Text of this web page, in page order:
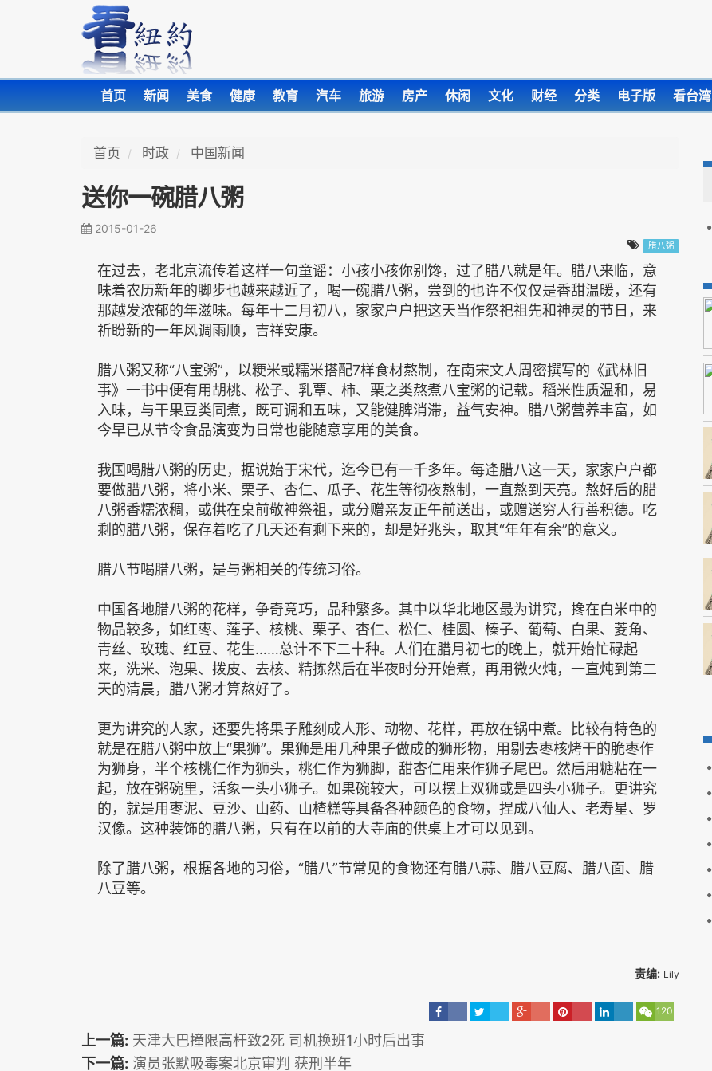
首页 新闻 美食 健康 教育 汽车 旅游 房产 休闲 文化 财经 分类 电子版 看台湾
首页 时政 中国新闻
送你一碗腊八粥
2015-01-26
腊八粥
在过去，老北京流传着这样一句童谣：小孩小孩你别馋，过了腊八就是年。腊八来临，意
味着农历新年的脚步也越来越近了，喝一碗腊八粥，尝到的也许不仅仅是香甜温暖，还有
那越发浓郁的年滋味。每年十二月初八，家家户户把这天当作祭祀祖先和神灵的节日，来
祈盼新的一年风调雨顺，吉祥安康。
腊八粥又称“八宝粥”，以粳米或糯米搭配7样食材熬制，在南宋文人周密撰写的《武林旧
事》一书中便有用胡桃、松子、乳覃、柿、栗之类熬煮八宝粥的记载。稻米性质温和，易
入味，与干果豆类同煮，既可调和五味，又能健脾消滞，益气安神。腊八粥营养丰富，如
今早已从节令食品演变为日常也能随意享用的美食。
我国喝腊八粥的历史，据说始于宋代，迄今已有一千多年。每逢腊八这一天，家家户户都
要做腊八粥，将小米、栗子、杏仁、瓜子、花生等彻夜熬制，一直熬到天亮。熬好后的腊
八粥香糯浓稠，或供在桌前敬神祭祖，或分赠亲友正午前送出，或赠送穷人行善积德。吃
剩的腊八粥，保存着吃了几天还有剩下来的，却是好兆头，取其“年年有余”的意义。
腊八节喝腊八粥，是与粥相关的传统习俗。
中国各地腊八粥的花样，争奇竞巧，品种繁多。其中以华北地区最为讲究，搀在白米中的
物品较多，如红枣、莲子、核桃、栗子、杏仁、松仁、桂圆、榛子、葡萄、白果、菱角、
青丝、玫瑰、红豆、花生……总计不下二十种。人们在腊月初七的晚上，就开始忙碌起
来，洗米、泡果、拨皮、去核、精拣然后在半夜时分开始煮，再用微火炖，一直炖到第二
天的清晨，腊八粥才算熬好了。
更为讲究的人家，还要先将果子雕刻成人形、动物、花样，再放在锅中煮。比较有特色的
就是在腊八粥中放上“果狮”。果狮是用几种果子做成的狮形物，用剔去枣核烤干的脆枣作
为狮身，半个核桃仁作为狮头，桃仁作为狮脚，甜杏仁用来作狮子尾巴。然后用糖粘在一
起，放在粥碗里，活象一头小狮子。如果碗较大，可以摆上双狮或是四头小狮子。更讲究
的，就是用枣泥、豆沙、山药、山楂糕等具备各种颜色的食物，捏成八仙人、老寿星、罗
汉像。这种装饰的腊八粥，只有在以前的大寺庙的供桌上才可以见到。
除了腊八粥，根据各地的习俗，“腊八”节常见的食物还有腊八蒜、腊八豆腐、腊八面、腊
八豆等。
责编: Lily
120
上一篇: 天津大巴撞限高杆致2死 司机换班1小时后出事
下一篇: 演员张默吸毒案北京审判 获刑半年